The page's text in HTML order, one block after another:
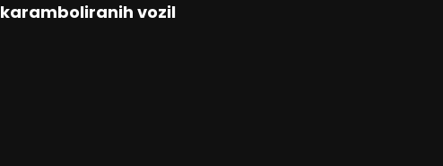
karamboliranih vozil